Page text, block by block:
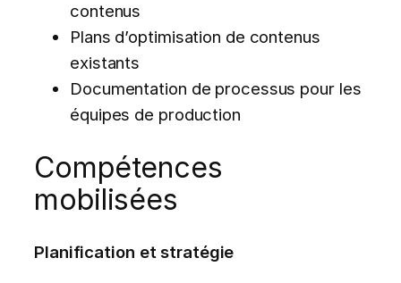
contenus
Plans d’optimisation de contenus
existants
Documentation de processus pour les
équipes de production
Compétences
mobilisées
Planification et stratégie